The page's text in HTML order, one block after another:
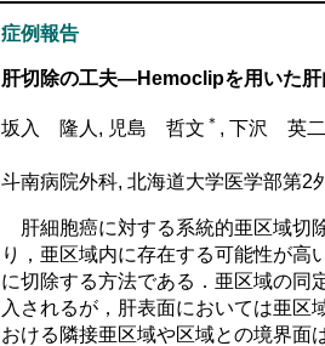
症例報告
肝切除の工夫―Hemoclipを用いた
坂入 隆人, 児島 哲文 ＊ , 下沢 英二
斗南病院外科, 北海道大学医学部第2
肝細胞癌に対する系統的亜区域切
り，亜区域内に存在する可能性が高
に切除する方法である．亜区域の同
入されるが，肝表面においては亜区
おける隣接亜区域や区域との境界面